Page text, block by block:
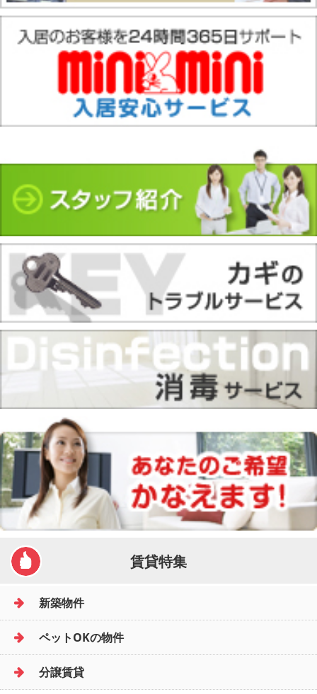
賃貸特集
新築物件
ペットOKの物件
分譲賃貸